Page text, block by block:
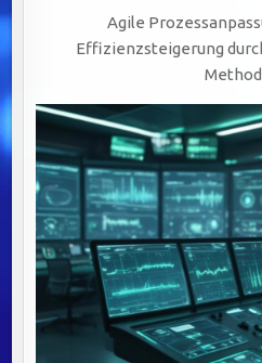
Agile
Effizienzsteigerung